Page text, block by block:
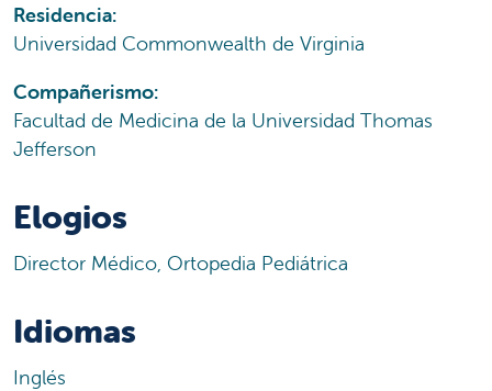
Residencia:
Universidad Commonwealth de Virginia
Compañerismo:
Facultad de Medicina de la Universidad Thomas
Jefferson
Elogios
Director Médico, Ortopedia Pediátrica
Idiomas
Inglés